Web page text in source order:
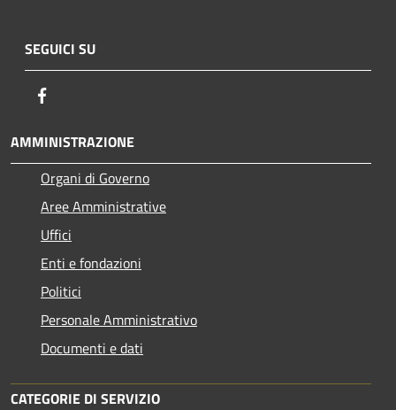
SEGUICI SU
AMMINISTRAZIONE
Organi di Governo
Aree Amministrative
Uffici
Enti e fondazioni
Politici
Personale Amministrativo
Documenti e dati
CATEGORIE DI SERVIZIO